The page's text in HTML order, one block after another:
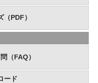
（PDF）
（FAQ）
ード